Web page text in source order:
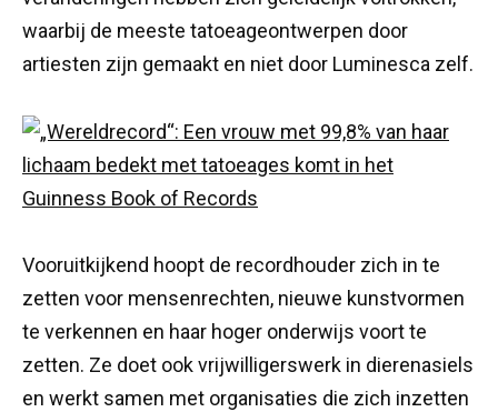
waarbij de meeste tatoeageontwerpen door
artiesten zijn gemaakt en niet door Luminesca zelf.
Vooruitkijkend hoopt de recordhouder zich in te
zetten voor mensenrechten, nieuwe kunstvormen
te verkennen en haar hoger onderwijs voort te
zetten. Ze doet ook vrijwilligerswerk in dierenasiels
en werkt samen met organisaties die zich inzetten